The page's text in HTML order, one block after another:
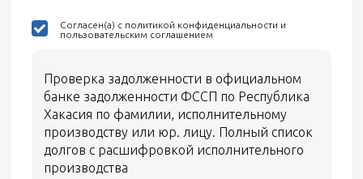
Согласен(а) с политикой конфиденциальности и
пользовательским соглашением
Проверка задолженности в официальном
банке задолженности ФССП по Республика
Хакасия по фамилии, исполнительному
производству или юр. лицу. Полный список
долгов с расшифровкой исполнительного
производства